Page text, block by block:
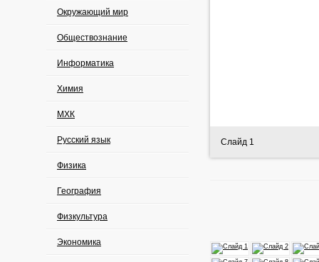
Окружающий мир
Обществознание
Информатика
Химия
МХК
Русский язык
Физика
География
Физкультура
Экономика
Слайд 1